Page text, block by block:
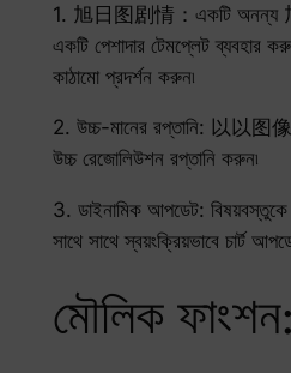
1. 旭日图剧情：একটি অনন্য
একটি পেশাদার টেমপ্লেট ব্যবহার
কাঠামো প্রদর্শন করুন৷
2. উচ্চ-মানের রপ্তানি: 以以图
উচ্চ রেজোলিউশন রপ্তানি করুন৷
3. ডাইনামিক আপডেট: বিষয়বস্তুকে
সাথে সাথে স্বয়ংক্রিয়ভাবে চার্ট
মৌলিক ফাংশন: